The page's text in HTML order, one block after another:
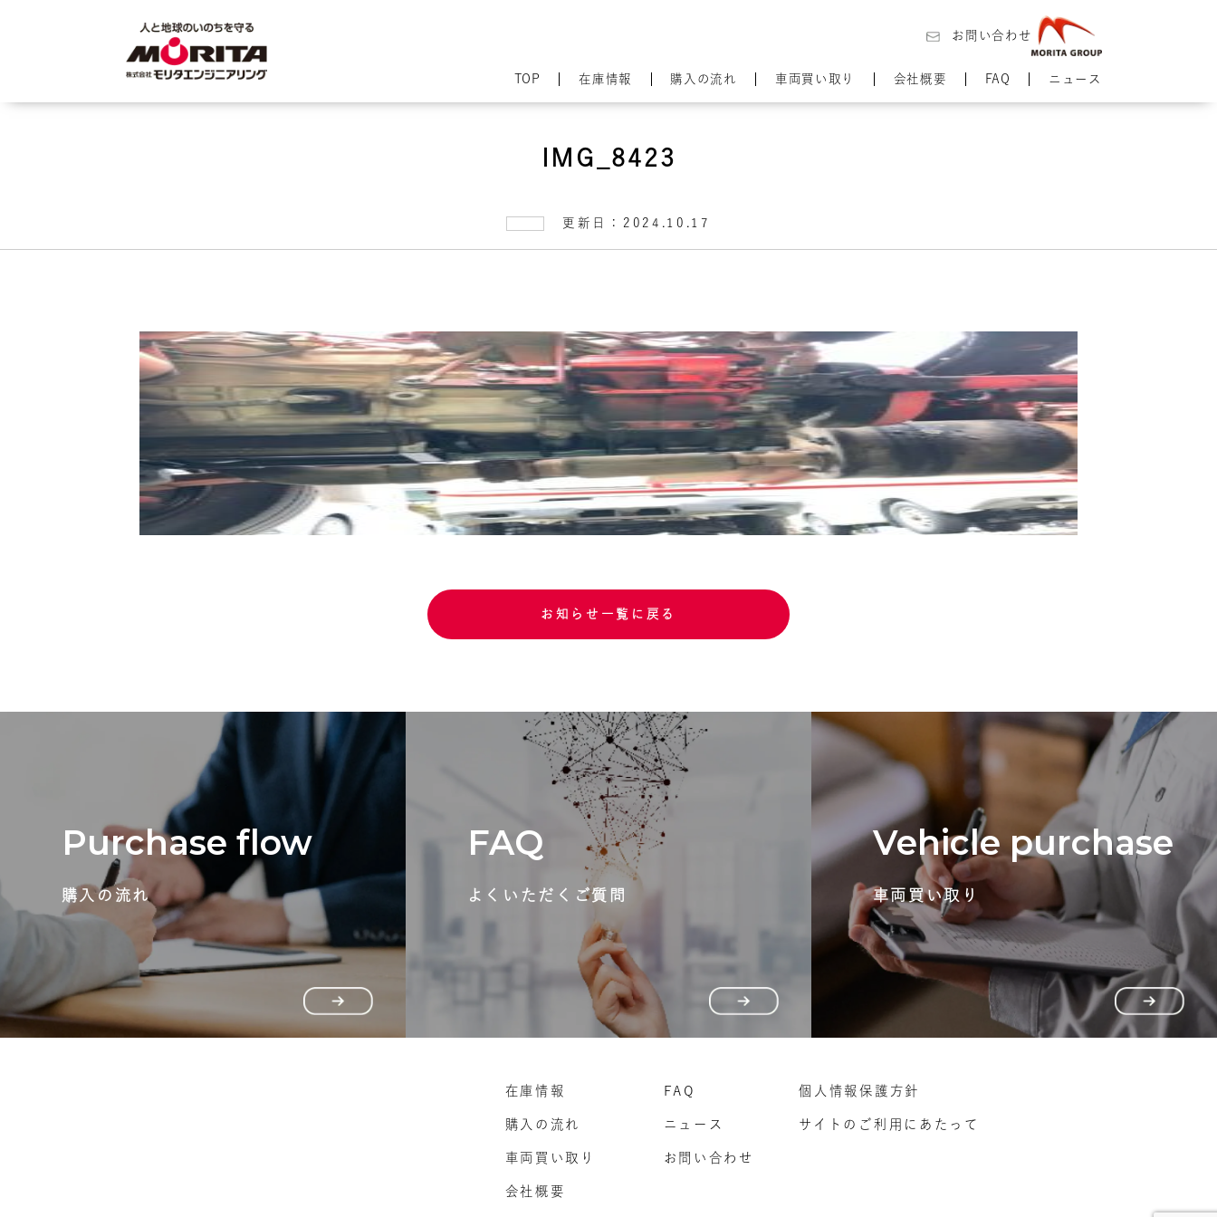
お問い合わせ
TOP 在庫情報 購入の流れ 車両買い取り 会社概要 FAQ ニュース
IMG_8423
更新日：2024.10.17
お知らせ一覧に戻る
Purchase flow
購入の流れ
FAQ
よくいただくご質問
Vehicle purchase
車両買い取り
在庫情報
購入の流れ
車両買い取り
会社概要
FAQ
ニュース
お問い合わせ
個人情報保護方針
サイトのご利用にあたって